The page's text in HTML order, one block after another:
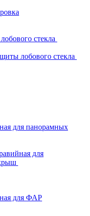
стекла
лобового стекла
для панорамных
для
для ФАР